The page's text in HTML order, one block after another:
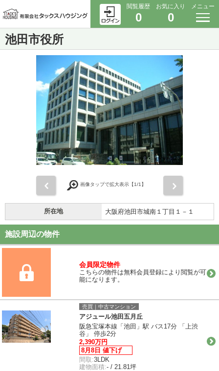
閲覧履歴
0
お気に入り
0
メニュー
池田市役所
画像タップで拡大表示【1/1】
所在地 大阪府池田市城南１丁目１－１
施設周辺の物件
会員限定物件
こちらの物件は無料会員登録により閲覧が可
能になります。
売買｜中古マンション
アジュール池田五月丘
阪急宝塚本線「池田」駅 バス17分 「上渋
谷」 停歩2分
2,390万円
8月8日 値下げ
間取:3LDK
建物面積:- / 21.81坪